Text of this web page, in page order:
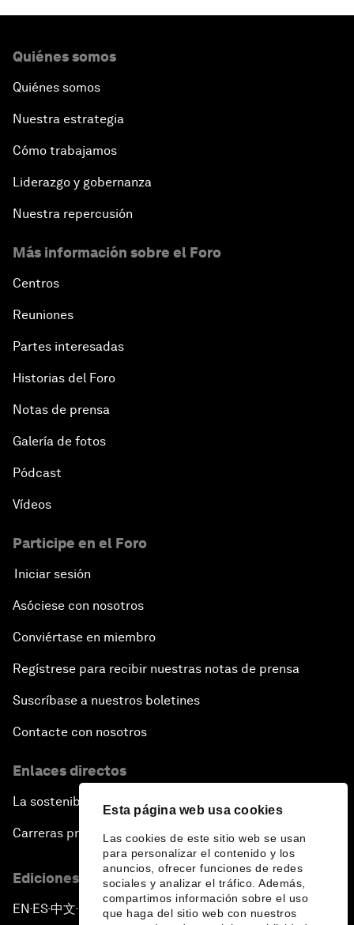
Esta página web usa cookies
Las cookies de este sitio web se usan
para personalizar el contenido y los
anuncios, ofrecer funciones de redes
sociales y analizar el tráfico. Además,
compartimos información sobre el uso
que haga del sitio web con nuestros
Quiénes somos
Quiénes somos
Nuestra estrategia
Cómo trabajamos
Liderazgo y gobernanza
Nuestra repercusión
Más información sobre el Foro
Centros
Reuniones
Partes interesadas
Historias del Foro
Notas de prensa
Galería de fotos
Pódcast
Vídeos
Participe en el Foro
Iniciar sesión
Asóciese con nosotros
Conviértase en miembro
Regístrese para recibir nuestras notas de prensa
Suscríbase a nuestros boletines
Contacte con nosotros
Enlaces directos
La sostenibilidad en el Foro
Carreras profesionales
Ediciones en otros idiomas
EN ▪ ES▪中文▪ 日本語